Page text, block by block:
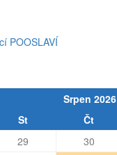
POOSLAVÍ
Srpen 2026
St Čt
29 30